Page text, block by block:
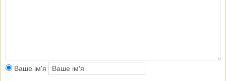
Ваше ім'я